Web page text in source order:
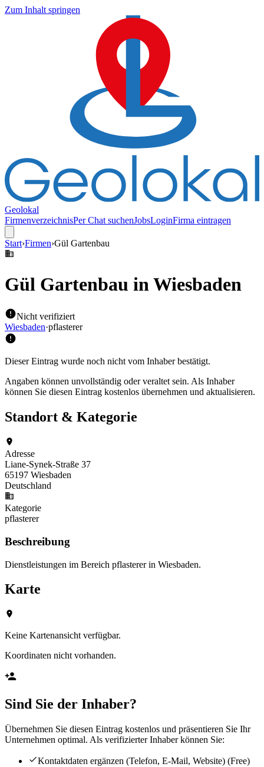
Zum Inhalt springen
Geolokal
FirmenverzeichnisPer Chat suchenJobsLoginFirma eintragen
Start›Firmen›Gül Gartenbau
Gül Gartenbau in Wiesbaden
Nicht verifiziert
Wiesbaden·pflasterer
Dieser Eintrag wurde noch nicht vom Inhaber bestätigt.
Angaben können unvollständig oder veraltet sein. Als Inhaber
können Sie diesen Eintrag kostenlos übernehmen und aktualisieren.
Standort & Kategorie
Adresse
Liane-Synek-Straße 37
65197 Wiesbaden
Deutschland
Kategorie
pflasterer
Beschreibung
Dienstleistungen im Bereich pflasterer in Wiesbaden.
Karte
Keine Kartenansicht verfügbar.
Koordinaten nicht vorhanden.
Sind Sie der Inhaber?
Übernehmen Sie diesen Eintrag kostenlos und präsentieren Sie Ihr
Unternehmen optimal. Als verifizierter Inhaber können Sie:
Kontaktdaten ergänzen (Telefon, E-Mail, Website) (Free)